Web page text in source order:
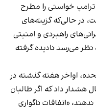
خواستی را مطرح
در حالی‌که گزینه‌های
راهبردی و امنیتی
نظر می‌رسد نادیده گرفته
اواخر هفته گذشته در
داد که اگر طالبان
«اتفاقات ناگواری